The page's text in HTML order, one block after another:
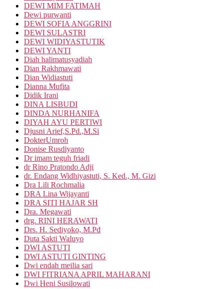
DEWI MIM FATIMAH
Dewi purwanti
DEWI SOFIA ANGGRINI
DEWI SULASTRI
DEWI WIDIYASTUTIK
DEWI YANTI
Diah halimatusyadiah
Dian Rakhmawati
Dian Widiastuti
Dianna Mufita
Didik Irani
DINA LISBUDI
DINDA NURHANIFA
DIYAH AYU PERTIWI
Djusni Arief,S.Pd.,M.Si
DokterUmroh
Donise Rusdiyanto
Dr imam teguh friadi
dr Rino Pratondo Adji
dr. Endang Widhiyastuti, S. Ked., M. Gizi
Dra Lili Rochmalia
DRA Lina Wijayanti
DRA SITI HAJAR SH
Dra. Megawati
drg. RINI HERAWATI
Drs. H. Sediyoko, M.Pd
Duta Sakti Waluyo
DWI ASTUTI
DWI ASTUTI GINTING
Dwi endah meilia sari
DWI FITRIANA APRIL MAHARANI
Dwi Heni Susilowati